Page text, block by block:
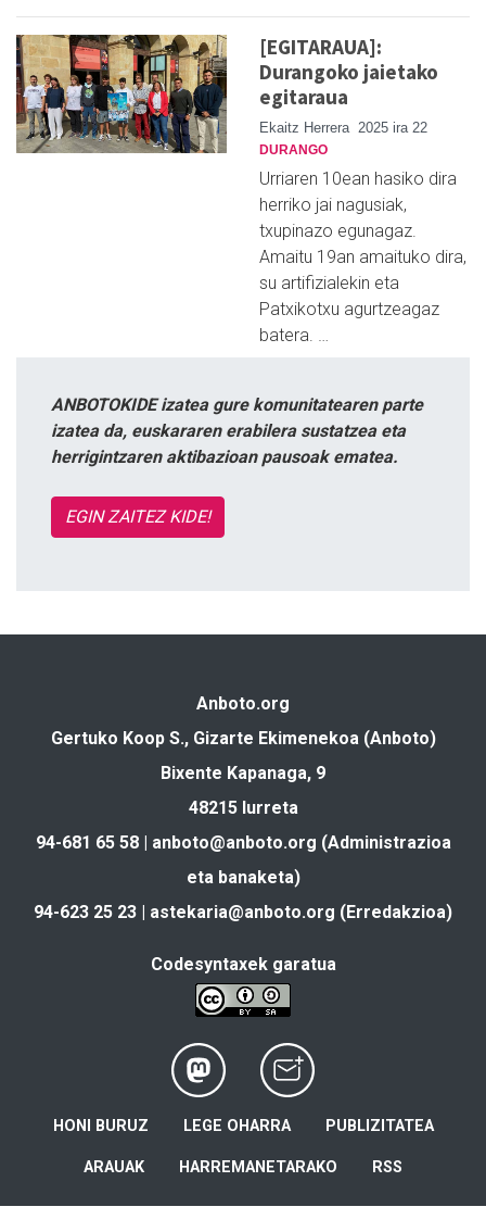
[EGITARAUA]:
Durangoko jaietako
egitaraua
Ekaitz Herrera 2025 ira 22
DURANGO
Urriaren 10ean hasiko dira
herriko jai nagusiak,
txupinazo egunagaz.
Amaitu 19an amaituko dira,
su artifizialekin eta
Patxikotxu agurtzeagaz
batera. …
ANBOTOKIDE izatea gure komunitatearen parte
izatea da, euskararen erabilera sustatzea eta
herrigintzaren aktibazioan pausoak ematea.
EGIN ZAITEZ KIDE!
Anboto.org
Gertuko Koop S., Gizarte Ekimenekoa (Anboto)
Bixente Kapanaga, 9
48215 Iurreta
94-681 65 58 | anboto@anboto.org (Administrazioa
eta banaketa)
94-623 25 23 | astekaria@anboto.org (Erredakzioa)
Codesyntaxek garatua
HONI BURUZ LEGE OHARRA PUBLIZITATEA
ARAUAK HARREMANETARAKO RSS